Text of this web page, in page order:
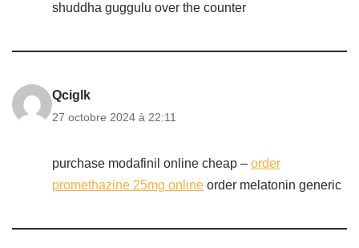
shuddha guggulu over the counter
Qciglk
27 octobre 2024 à 22:11
purchase modafinil online cheap – order
promethazine 25mg online order melatonin generic